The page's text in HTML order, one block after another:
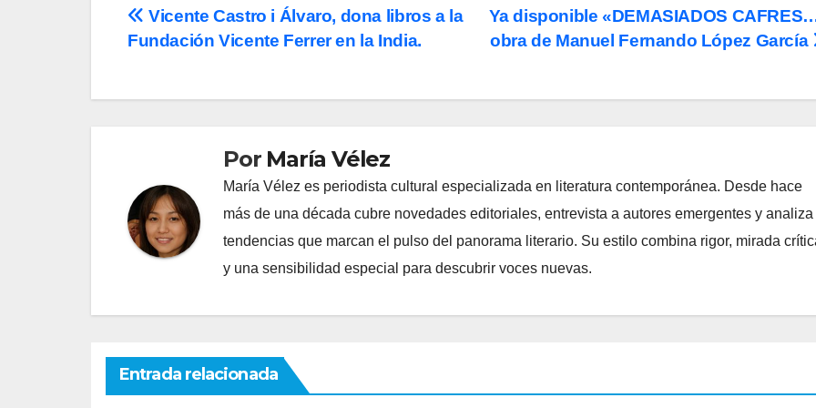
Navegación
entradas
Ya disponible «DEMASIADOS
obra de Manuel Fernando López García
Vicente Castro i Álvaro, dona libros a la
Fundación Vicente Ferrer en la India.
Por María Vélez
María Vélez es periodista cultural especializada en literatura contemporánea. Desde hace
más de una década cubre novedades editoriales, entrevista a autores emergentes y analiza
tendencias que marcan el pulso del panorama literario. Su estilo combina rigor, mirada
y una sensibilidad especial para descubrir voces nuevas.
Entrada relacionada